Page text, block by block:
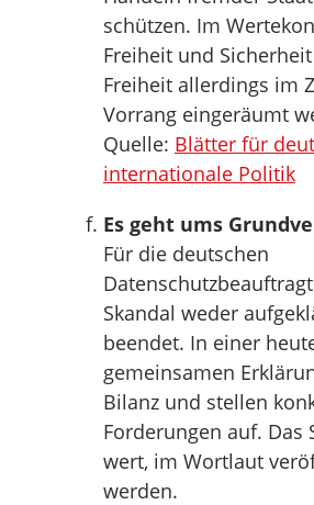
schützen. Im
Freiheit und
Freiheit allerdings im
Vorrang eingeräumt
Quelle: Blätter für
internationale Politik
Es geht ums
Für die deutschen
Skandal weder
beendet. In einer
gemeinsamen
Bilanz und stellen
Forderungen auf. Das
wert, im Wortlaut
werden.